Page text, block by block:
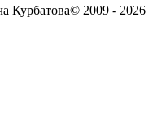
Курбатова© 2009 - 2026